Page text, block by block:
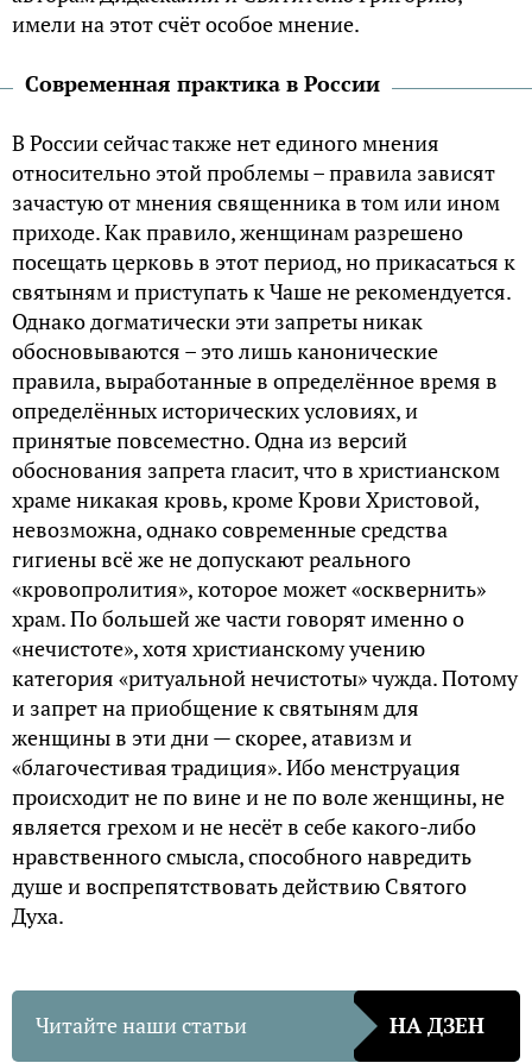
имели на этот счёт особое мнение.
Современная практика в России
В России сейчас также нет единого мнения
относительно этой проблемы – правила зависят
зачастую от мнения священника в том или ином
приходе. Как правило, женщинам разрешено
посещать церковь в этот период, но прикасаться к
святыням и приступать к Чаше не рекомендуется.
Однако догматически эти запреты никак
обосновываются – это лишь канонические
правила, выработанные в определённое время в
определённых исторических условиях, и
принятые повсеместно. Одна из версий
обоснования запрета гласит, что в христианском
храме никакая кровь, кроме Крови Христовой,
невозможна, однако современные средства
гигиены всё же не допускают реального
«кровопролития», которое может «осквернить»
храм. По большей же части говорят именно о
«нечистоте», хотя христианскому учению
категория «ритуальной нечистоты» чужда. Потому
и запрет на приобщение к святыням для
женщины в эти дни — скорее, атавизм и
«благочестивая традиция». Ибо менструация
происходит не по вине и не по воле женщины, не
является грехом и не несёт в себе какого-либо
нравственного смысла, способного навредить
душе и воспрепятствовать действию Святого
Духа.
Читайте наши статьи НА ДЗЕН